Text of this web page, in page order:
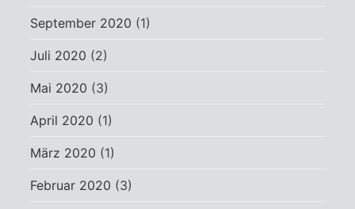
September 2020 (1)
Juli 2020 (2)
Mai 2020 (3)
April 2020 (1)
März 2020 (1)
Februar 2020 (3)